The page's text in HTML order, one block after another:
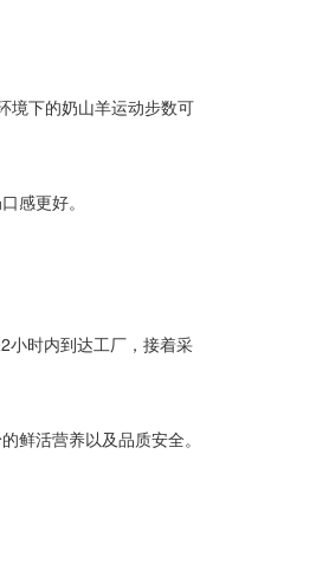
境下的奶山羊运动步数可
感更好。
小时内到达工厂，接着采
鲜活营养以及品质安全。